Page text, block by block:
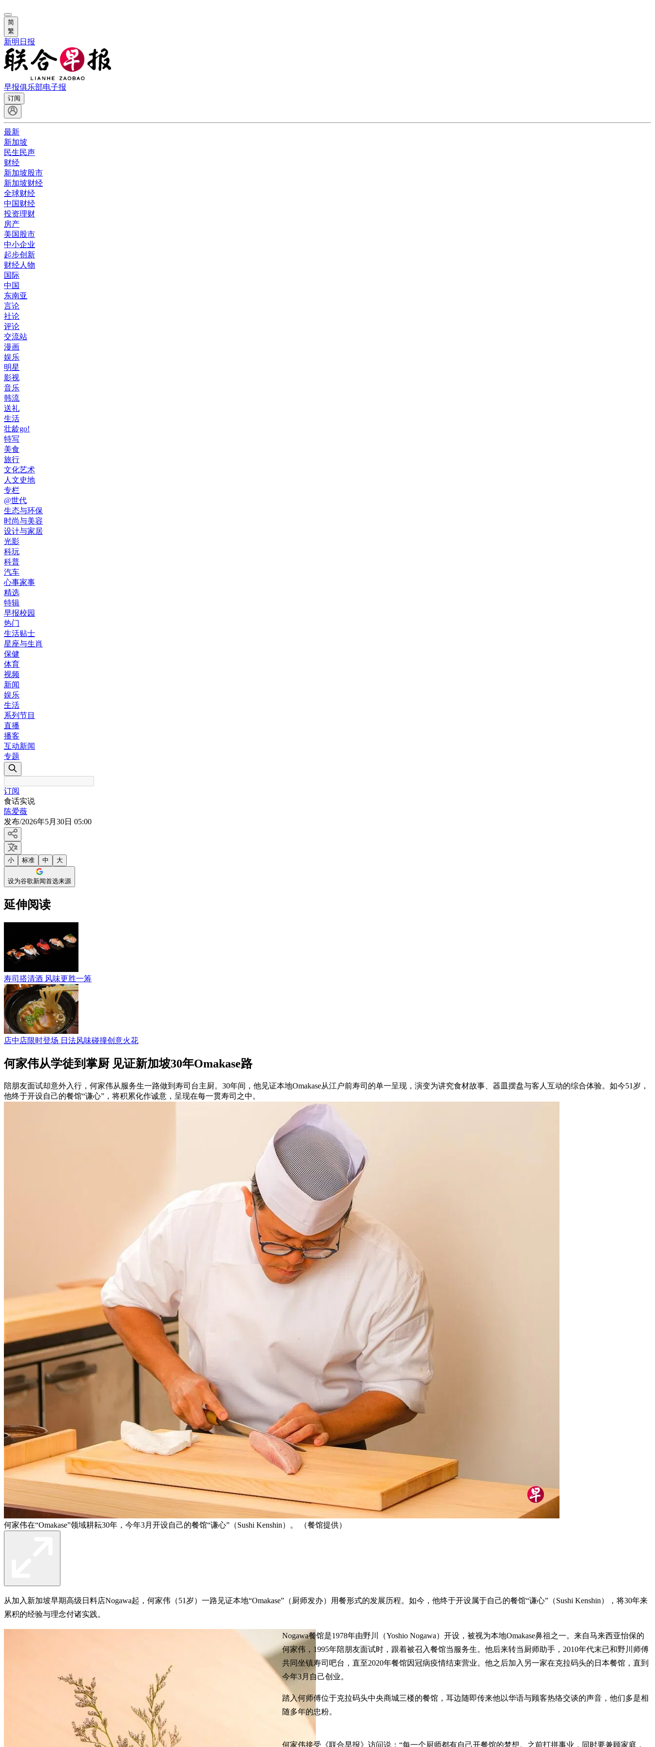
简
繁
新明日报
早报俱乐部电子报
订阅
最新
新加坡
民生民声
财经
新加坡股市
新加坡财经
全球财经
中国财经
投资理财
房产
美国股市
中小企业
起步创新
财经人物
国际
中国
东南亚
言论
社论
评论
交流站
漫画
娱乐
明星
影视
音乐
韩流
送礼
生活
壮龄go!
特写
美食
旅行
文化艺术
人文史地
专栏
@世代
生态与环保
时尚与美容
设计与家居
光影
科玩
科普
汽车
心事家事
精选
特辑
早报校园
热门
生活贴士
星座与生肖
保健
体育
视频
新闻
娱乐
生活
系列节目
直播
播客
互动新闻
专题
订阅
食话实说
陈爱薇
发布/2026年5月30日 05:00
小 标准 中 大
设为谷歌新闻首选来源
延伸阅读
寿司搭清酒 风味更胜一筹
店中店限时登场 日法风味碰撞创意火花
何家伟从学徒到掌厨 见证新加坡30年Omakase路
陪朋友面试却意外入行，何家伟从服务生一路做到寿司台主厨。30年间，他见证本地Omakase从江户前寿司的单一呈现，演变为讲究食材故事、器皿摆盘与客人互动的综合体验。如今51岁，
他终于开设自己的餐馆“谦心”，将积累化作诚意，呈现在每一贯寿司之中。
何家伟在“Omakase”领域耕耘30年，今年3月开设自己的餐馆“谦心”（Sushi Kenshin）。 （餐馆提供）
从加入新加坡早期高级日料店Nogawa起，何家伟（51岁）一路见证本地“Omakase”（厨师发办）用餐形式的发展历程。如今，他终于开设属于自己的餐馆“谦心”（Sushi Kenshin），将30年来
累积的经验与理念付诸实践。
Nogawa餐馆是1978年由野川（Yoshio Nogawa）开设，被视为本地Omakase鼻祖之一。来自马来西亚怡保的
何家伟，1995年陪朋友面试时，跟着被召入餐馆当服务生。他后来转当厨师助手，2010年代末已和野川师傅
共同坐镇寿司吧台，直至2020年餐馆因冠病疫情结束营业。他之后加入另一家在克拉码头的日本餐馆，直到
今年3月自己创业。
踏入何师傅位于克拉码头中央商城三楼的餐馆，耳边随即传来他以华语与顾客热络交谈的声音，他们多是相
随多年的忠粉。
何家伟接受《联合早报》访问说：“每一个厨师都有自己开餐馆的梦想。之前打拼事业，同时要兼顾家庭，